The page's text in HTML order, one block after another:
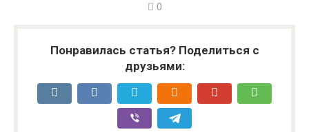
0
Понравилась статья? Поделиться с
друзьями: